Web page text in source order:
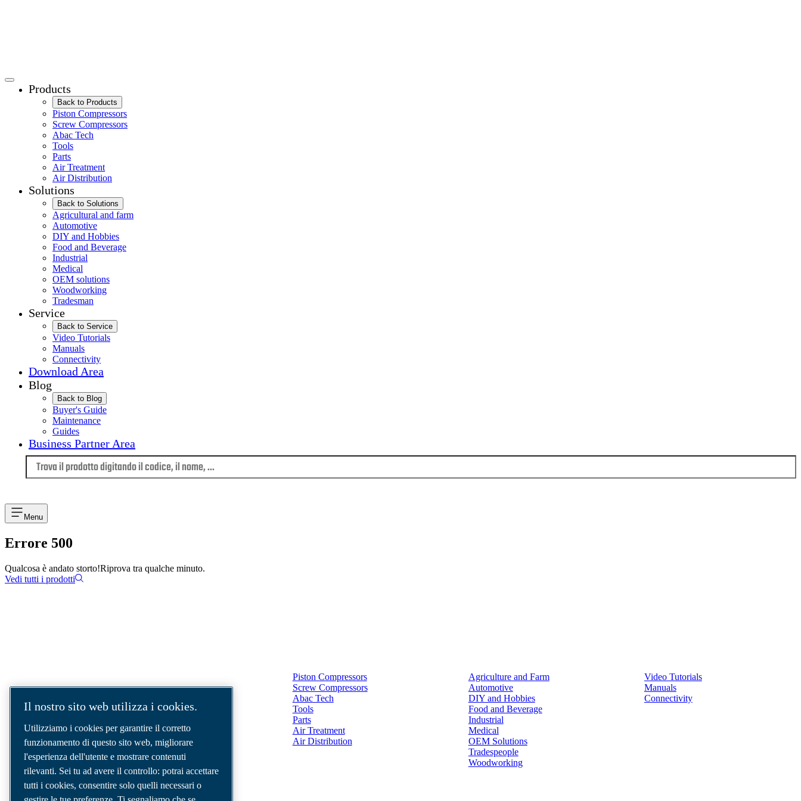
Products
Back to Products
Piston Compressors
Screw Compressors
Abac Tech
Tools
Parts
Air Treatment
Air Distribution
Solutions
Back to Solutions
Agricultural and farm
Automotive
DIY and Hobbies
Food and Beverage
Industrial
Medical
OEM solutions
Woodworking
Tradesman
Service
Back to Service
Video Tutorials
Manuals
Connectivity
Download Area
Blog
Back to Blog
Buyer's Guide
Maintenance
Guides
Business Partner Area
Menu
Errore 500
Qualcosa è andato storto!Riprova tra qualche minuto.
Vedi tutti i prodotti
Siamo un'azienda leader nel settore delle
soluzioni per aria compressa, che fornisce i
migliori compressori, utensili e sistemi di
distribuzione dell'aria per soddisfare anche le
esigenze più complesse.
Piston Compressors
Screw Compressors
Abac Tech
Tools
Parts
Air Treatment
Air Distribution
Agriculture and Farm
Automotive
DIY and Hobbies
Food and Beverage
Industrial
Medical
OEM Solutions
Tradespeople
Woodworking
Video Tutorials
Manuals
Connectivity
Il nostro sito web utilizza i cookies.
Utilizziamo i cookies per garantire il corretto
funzionamento di questo sito web, migliorare
l'esperienza dell'utente e mostrare contenuti
rilevanti. Sei tu ad avere il controllo: potrai accettare
tutti i cookies, consentire solo quelli necessari o